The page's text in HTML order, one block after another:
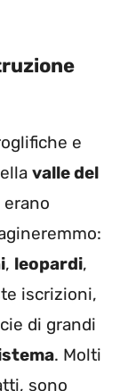
e
valle del
, leopardi,
iscrizioni,
di grandi
. Molti
sono